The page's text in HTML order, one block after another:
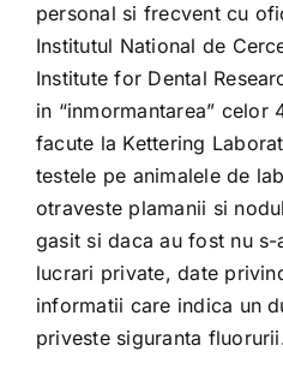
personal si frecvent cu
Institutul National de
Institute for Dental
in “inmormantarea” celor
facute la Kettering
testele pe animalele de
otraveste plamanii si
gasit si daca au fost nu
lucrari private, date
informatii care indica un
priveste siguranta